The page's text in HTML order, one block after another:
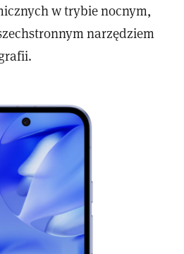
w trybie nocnym,
narzędziem